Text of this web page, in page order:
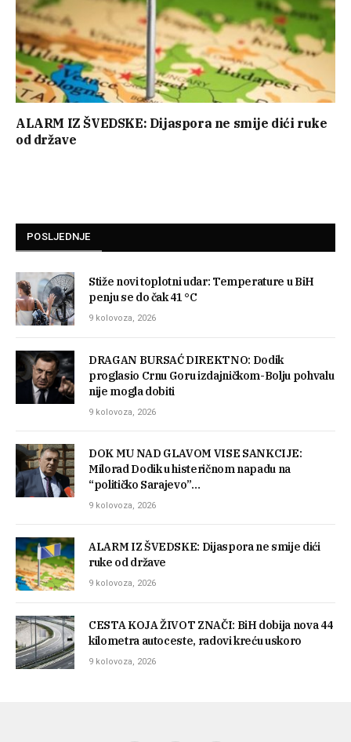
ALARM IZ ŠVEDSKE: Dijaspora ne smije dići ruke
od države
POSLJEDNJE
Stiže novi toplotni udar: Temperature u BiH
penju se do čak 41 °C
9 kolovoza, 2026
DRAGAN BURSAĆ DIREKTNO: Dodik
proglasio Crnu Goru izdajničkom-Bolju pohvalu
nije mogla dobiti
9 kolovoza, 2026
DOK MU NAD GLAVOM VISE SANKCIJE:
Milorad Dodik u histeričnom napadu na
“političko Sarajevo”…
9 kolovoza, 2026
ALARM IZ ŠVEDSKE: Dijaspora ne smije dići
ruke od države
9 kolovoza, 2026
CESTA KOJA ŽIVOT ZNAČI: BiH dobija nova 44
kilometra autoceste, radovi kreću uskoro
9 kolovoza, 2026